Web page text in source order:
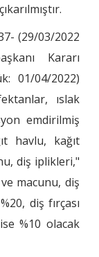
çıkarılmıştır.
(29/03/2022
Kararı
01/04/2022)
ıslak
emdirilmiş
havlu, kağıt
diş iplikleri,"
macunu, diş
diş fırçası
%10 olacak